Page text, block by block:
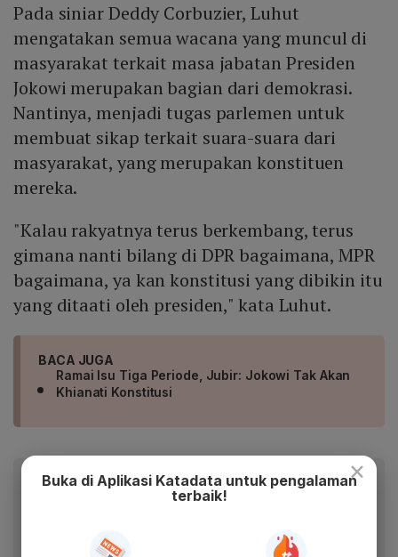
Pada siniar Deddy Corbuzier, Luhut
mengatakan semua wacana yang muncul di
masyarakat terkait masa jabatan Presiden
Jokowi merupakan bagian dari demokrasi.
Nantinya, menjadi tugas parlemen untuk
membuat sikap terkait suara-suara dari
masyarakat, yang merupakan konstituen
mereka.
"Kalau rakyatnya terus berkembang, terus
gimana nanti bilang di DPR bagaimana, MPR
bagaimana, ya kan konstitusi yang dibikin itu
yang ditaati oleh presiden," kata Luhut.
BACA JUGA
Ramai Isu Tiga Periode, Jubir: Jokowi Tak Akan
Khianati Konstitusi
Baca artikel ini lewat aplikasi mobile. ×
Buka di Aplikasi Katadata untuk pengalaman
terbaik!